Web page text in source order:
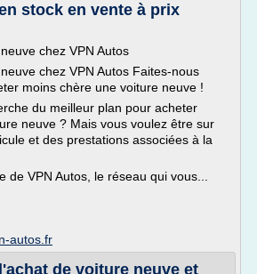
stock en vente à prix
chez VPN Autos
chez VPN Autos Faites-nous
moins chère une voiture neuve !
du meilleur plan pour acheter
neuve ? Mais vous voulez être sur
et des prestations associées à la
de VPN Autos, le réseau qui vous...
autos.fr
de voiture neuve et